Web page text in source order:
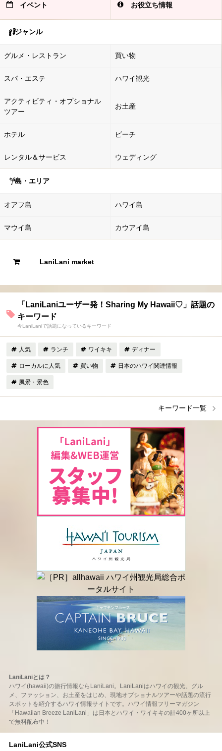
イベント お役立ち情報
ジャンル
グルメ・レストラン 買い物
スパ・エステ ハワイ観光
アクティビティ・オプショナル
ツアー
お土産
ホテル ビーチ
レンタル＆サービス ウェディング
島・エリア
オアフ島 ハワイ島
マウイ島 カウアイ島
LaniLani market
「LaniLaniユーザー発！Sharing My Hawaii♡」話題の
キーワード
今LaniLaniで話題になっているキーワード
人気 ランチ ワイキキ ディナー
ローカルに人気 買い物 日本のハワイ関連情報
風景・景色
キーワード一覧
LaniLaniとは？
ハワイ(hawaii)の旅行情報ならLaniLani。LaniLaniはハワイの観光、グル
メ、ファッション、お土産をはじめ、現地オプショナルツアーや話題の流行
スポットを紹介するハワイ情報サイトです。ハワイ情報フリーマガジン
「Hawaiian Breeze LaniLani」は日本とハワイ・ワイキキの計400ヶ所以上
で無料配布中！
LaniLani公式SNS